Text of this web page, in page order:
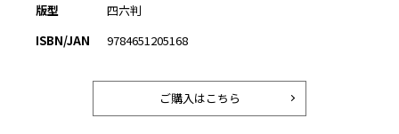
版型
四六判
ISBN/JAN
9784651205168
ご購入はこちら